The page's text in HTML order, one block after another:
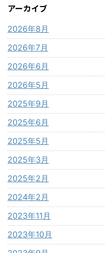
アーカイブ
2026年8月
2026年7月
2026年6月
2026年5月
2025年9月
2025年6月
2025年5月
2025年3月
2025年2月
2024年2月
2023年11月
2023年10月